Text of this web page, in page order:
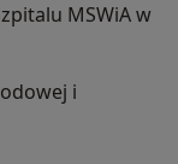
MSWiA w
i